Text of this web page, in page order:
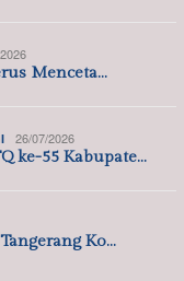
Menceta…
26/07/2026
ke-55 Kabupate…
Ko…